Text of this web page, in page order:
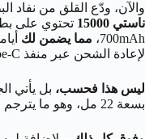
والآن، ودّع القلق من نفاد
ناستي 15000
تحتوي على
700mAh،
مما يضمن لك
لإعادة الشحن عبر منفذ USB Type-C السريع.
ليس هذا فحسب، بل يأتي
بسعة 22 مل، وهو ما يترجم بدوره إلى 15,000 سحبة حقيقية ومُرضية.